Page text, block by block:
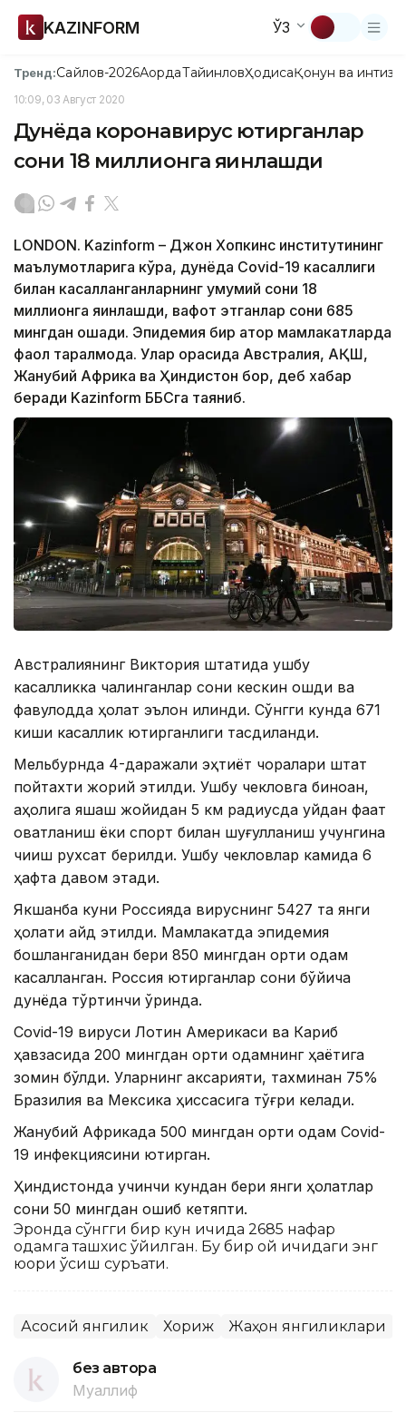
KAZINFORM ЎЗ
Тренд:Сайлов-2026АқордаТайинловҲодисаҚонун ва
10:09, 03 Август 2020
Дунёда коронавирус юқтирганлар
сони 18 миллионга яқинлашди
LONDON. Kazinform – Джон Хопкинс институтининг
маълумотларига кўра, дунёда Covid-19 касаллиги
билан касалланганларнинг умумий сони 18
миллионга яқинлашди, вафот этганлар сони 685
мингдан ошади. Эпидемия бир қатор мамлакатларда
фаол тарқалмоқда. Улар орасида Австралия, АҚШ,
Жанубий Африка ва Ҳиндистон бор, деб хабар
беради Kazinform ББCга таяниб.
Австралиянинг Виктория штатида ушбу
касалликка чалинганлар сони кескин ошди ва
фавқулодда ҳолат эълон қилинди. Сўнгги кунда 671
киши касаллик юқтирганлиги тасдиқланди.
Мельбурнда 4-даражали эҳтиёт чоралари штат
пойтахти жорий этилди. Ушбу чекловга биноан,
аҳолига яшаш жойидан 5 км радиусда уйдан фақат
овқатланиш ёки спорт билан шуғулланиш учунгина
чиқиш рухсат берилди. Ушбу чекловлар камида 6
ҳафта давом этади.
Якшанба куни Россияда вируснинг 5427 та янги
ҳолати қайд этилди. Мамлакатда эпидемия
бошланганидан бери 850 мингдан ортиқ одам
касалланган. Россия юқтирганлар сони бўйича
дунёда тўртинчи ўринда.
Covid-19 вируси Лотин Америкаси ва Кариб
ҳавзасида 200 мингдан ортиқ одамнинг ҳаётига
зомин бўлди. Уларнинг аксарияти, тахминан 75%
Бразилия ва Мексика ҳиссасига тўғри келади.
Жанубий Африкада 500 мингдан ортиқ одам Covid-
19 инфекциясини юқтирган.
Ҳиндистонда учинчи кундан бери янги ҳолатлар
сони 50 мингдан ошиб кетяпти.
Эронда сўнгги бир кун ичида 2685 нафар
одамга ташхис қўйилган. Бу бир ой ичидаги энг
юқори ўсиш суръати.
Асосий янгилик Хориж Жаҳон янгиликлари
без автора
Муаллиф